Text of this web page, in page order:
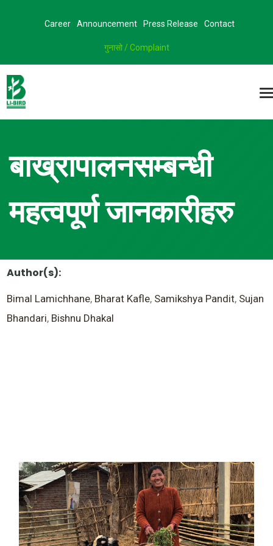
Career Announcement Press Release Contact
गुनासो / Complaint
बाख्रापालनसम्बन्धी
महत्वपूर्ण जानकारीहरु
Author(s):
Bimal Lamichhane, Bharat Kafle, Samikshya Pandit, Sujan
Bhandari, Bishnu Dhakal